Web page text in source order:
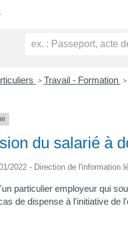
> Travail - Formation >
du salarié à
2022 - Direction de l'information
particulier employeur qui
de dispense à l'initiative de